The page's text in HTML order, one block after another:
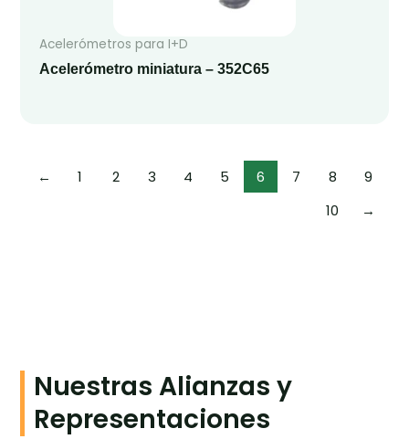
Acelerómetros para I+D
Acelerómetro miniatura – 352C65
← 1 2 3 4 5 6 7 8
9
10
→
Nuestras Alianzas y
Representaciones